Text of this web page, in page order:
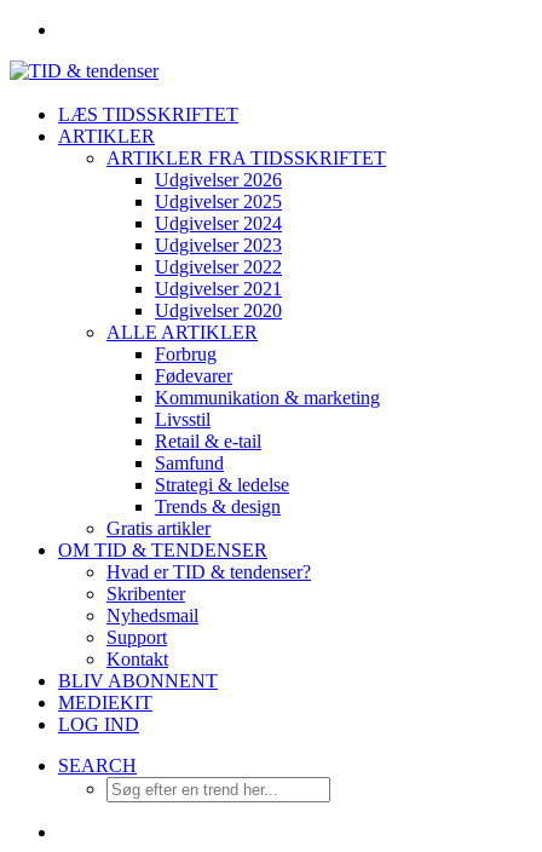
LÆS TIDSSKRIFTET
ARTIKLER
ARTIKLER FRA TIDSSKRIFTET
Udgivelser 2026
Udgivelser 2025
Udgivelser 2024
Udgivelser 2023
Udgivelser 2022
Udgivelser 2021
Udgivelser 2020
ALLE ARTIKLER
Forbrug
Fødevarer
Kommunikation & marketing
Livsstil
Retail & e-tail
Samfund
Strategi & ledelse
Trends & design
Gratis artikler
OM TID & TENDENSER
Hvad er TID & tendenser?
Skribenter
Nyhedsmail
Support
Kontakt
BLIV ABONNENT
MEDIEKIT
LOG IND
SEARCH